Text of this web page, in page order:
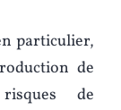
particulier,
de
de